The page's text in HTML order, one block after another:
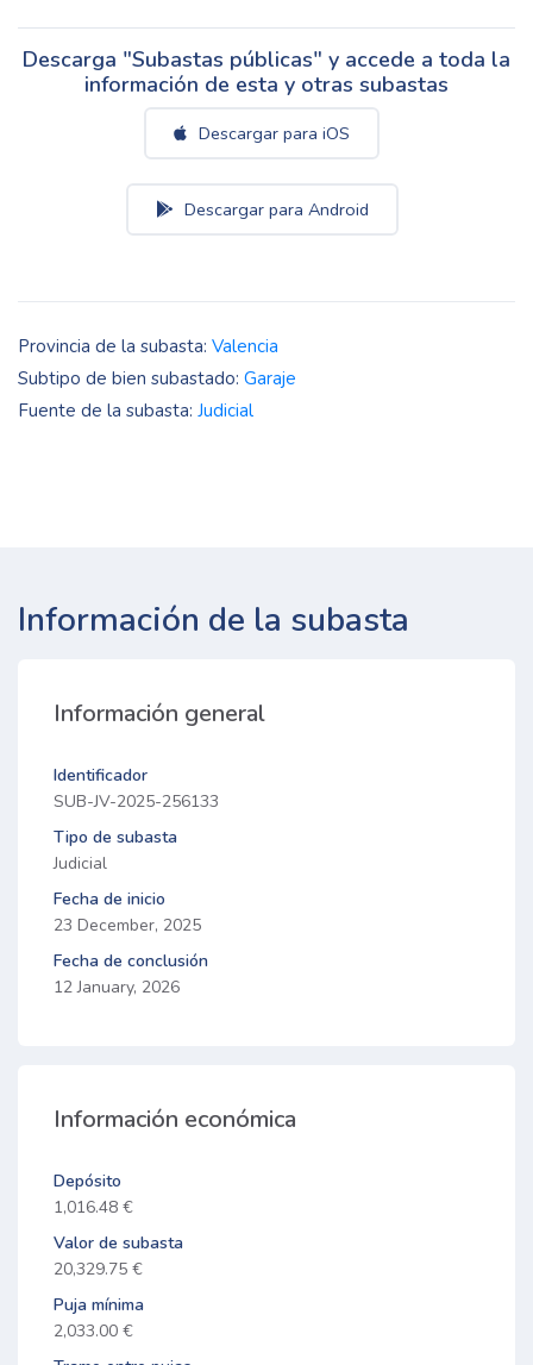
Descarga "Subastas públicas" y accede a toda la
información de esta y otras subastas
Descargar para iOS
Descargar para Android
Provincia de la subasta: Valencia
Subtipo de bien subastado: Garaje
Fuente de la subasta: Judicial
Información de la subasta
Información general
Identificador
SUB-JV-2025-256133
Tipo de subasta
Judicial
Fecha de inicio
23 December, 2025
Fecha de conclusión
12 January, 2026
Información económica
Depósito
1,016.48 €
Valor de subasta
20,329.75 €
Puja mínima
2,033.00 €